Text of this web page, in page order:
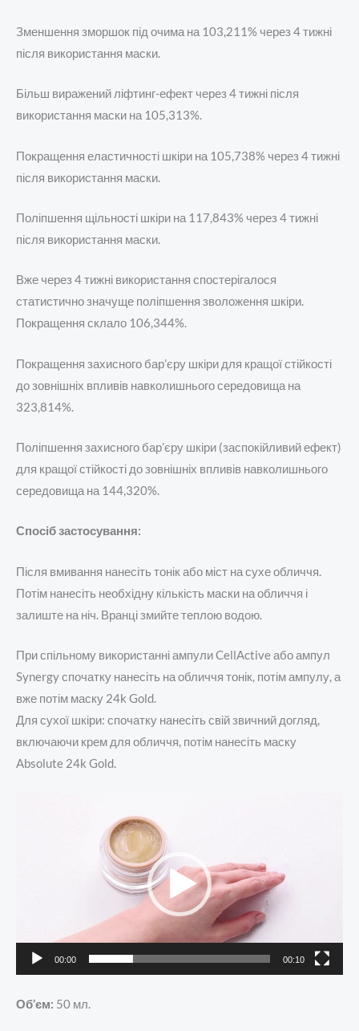
Зменшення зморшок під очима на 103,211% через 4 тижні
після використання маски.
Більш виражений ліфтинг-ефект через 4 тижні після
використання маски на 105,313%.
Покращення еластичності шкіри на 105,738% через 4 тижні
після використання маски.
Поліпшення щільності шкіри на 117,843% через 4 тижні
після використання маски.
Вже через 4 тижні використання спостерігалося
статистично значуще поліпшення зволоження шкіри.
Покращення склало 106,344%.
Покращення захисного бар’єру шкіри для кращої стійкості
до зовнішніх впливів навколишнього середовища на
323,814%.
Поліпшення захисного бар’єру шкіри (заспокійливий ефект)
для кращої стійкості до зовнішніх впливів навколишнього
середовища на 144,320%.
Спосіб застосування:
Після вмивання нанесіть тонік або міст на сухе обличчя.
Потім нанесіть необхідну кількість маски на обличчя і
залиште на ніч. Вранці змийте теплою водою.
При спільному використанні ампули CellActive або ампул
Synergy спочатку нанесіть на обличчя тонік, потім ампулу, а
вже потім маску 24k Gold.
Для сухої шкіри: спочатку нанесіть свій звичний догляд,
включаючи крем для обличчя, потім нанесіть маску
Absolute 24k Gold.
00:00 00:10
Об’єм: 50 мл.